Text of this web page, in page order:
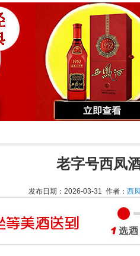
老字号西凤
发布日期：2026-03-31 作者： 西